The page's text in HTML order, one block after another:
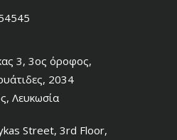
3, 3ος όροφος,
2034
Λευκωσία
Street, 3rd Floor,